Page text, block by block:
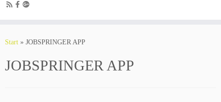
Inhalt
Start » JOBSPRINGER APP
JOBSPRINGER APP